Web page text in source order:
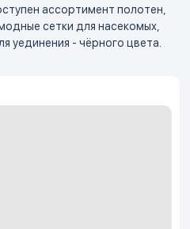
ассортимент полотен,
сетки для насекомых,
уединения - чёрного цвета.